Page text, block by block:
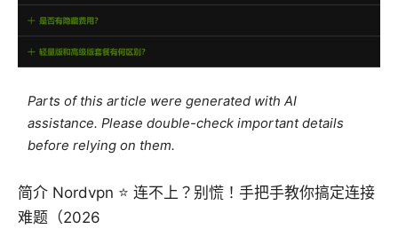
Parts of this article were generated with AI
assistance. Please double-check important details
before relying on them.
简介 Nordvpn ⭐ 连不上？别慌！手把手教你搞定连接
难题（2026